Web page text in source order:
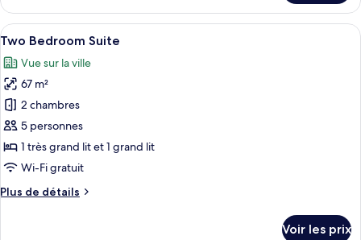
Deluxe
le
type
de
One
Bedroom
Grand
Deluxe
Afficher
toutes
les
photos
pour
ce
type
de
chambre :
Two
Two Bedroom Suite | Literie de
27
Two Bedroom Suite
Vue sur la ville
67 m²
2 chambres
5 personnes
1 très grand lit et 1 grand lit
Wi-Fi gratuit
Plus de détails
Plus
Voir les prix